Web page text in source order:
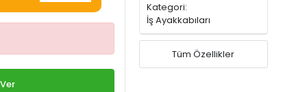
Kategori:
İş Ayakkabıları
Tüm Özellikler